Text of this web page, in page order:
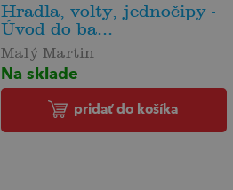
Hradla, volty, jednočipy -
Úvod do ba...
Malý Martin
Na sklade
pridať do košíka